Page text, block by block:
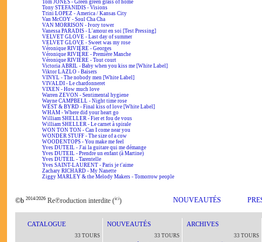
Tom JONES - Green green grass of home
Tony STEFANIDIS - Visions
Trini LOPEZ - America / Kansas City
Van McCOY - Soul Cha Cha
VAN MORRISON - Ivory tower
Vanessa PARADIS - L'amour en soi [Test Pressing]
VELVET GLOVE - Last day of summer
VELVET GLOVE - Sweet was my rose
Véronique RIVIÈRE - Georges
Véronique RIVIÈRE - Première Manche
Véronique RIVIÈRE - Tout court
Victoria ABRIL - Baby when you kiss me [White Label]
Viktor LAZLO - Baisers
VINYL - The nobody men [White Label]
VIVALDI - Le chardonneret
VIXEN - How much love
Warren ZEVON - Sentimental hygiene
Wayne CAMPBELL - Night time rose
WEST & BYRD - Final kiss of love [White Label]
WHAM - Where did your heart go
William SHELLER - Fier et fou de vous
William SHELLER - Le carnet à spirale
WON TON TON - Can I come near you
WONDER STUFF - The size of a cow
WOODENTOPS - You make me feel
Yves DUTEIL - J'ai la guitare qui me démange
Yves DUTEIL - Prendre un enfant (à Martine)
Yves DUTEIL - Tarentelle
Yves SAINT-LAURENT - Paris je t'aime
Zachary RICHARD - My Nanette
Ziggy MARLEY & the Melody Makers - Tomorrow people
©b 2014/2026 Re℗roduction interdite (ici) NOUVEAUTÉS
CATALOGUE
33 TOURS
NOUVEAUTÉS
33 TOURS
ARCHIVES
33 TOURS